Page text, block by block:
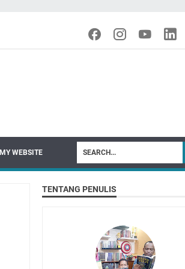
MY WEBSITE
TENTANG PENULIS